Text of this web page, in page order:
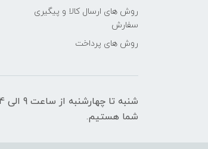
روش های ارسال کالا و پیگیری
سفارش
روش های پرداخت
شما هستیم.